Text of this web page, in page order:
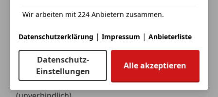
Verkehrszeichenerkennung
Zentralverriegelung
Extras
Alufelgen
Anhängerkupplung
sales
(DTR+Q) sales
272 VORDERE SENSOREN ZUR
KREUZUNGSÜBERWACHUNG sales
275 MEMORY-PAKET (FAHRERSITZ, LENKSÄULE U.
SPIEGEL) sales
Eintauschwagen: Kaufen und verkaufen in nur einem
Ich möchte mein Auto in Zahlung geben
Wir arbeiten mit 224 Anbietern zusammen.
Datenschutzerklärung | Impressum | Anbieterliste
Datenschutz-
Einstellungen
Alle akzeptieren